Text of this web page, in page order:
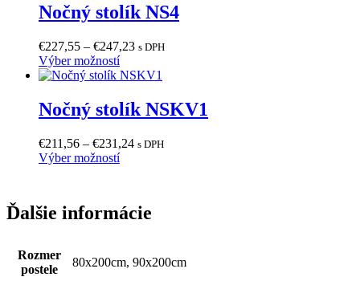
stránke
produktu.
€231,24
viacero
variantov.
si
môžete
vybrať
stránke
produktu.
Nočný stolík NS4
€227,55 – €247,23Price
€227,55
€247,23
s DPH
Výber možnostíTento
produkt
viacero
variantov.
si
môžete
stránke
produktu.
Nočný stolík NSKV1
€211,56 – €231,24Price
s DPH
Výber možnostíTento
variantov.
môžete
vybrať
Ďalšie informácie
Rozmer
postele
80x200cm, 90x200cm